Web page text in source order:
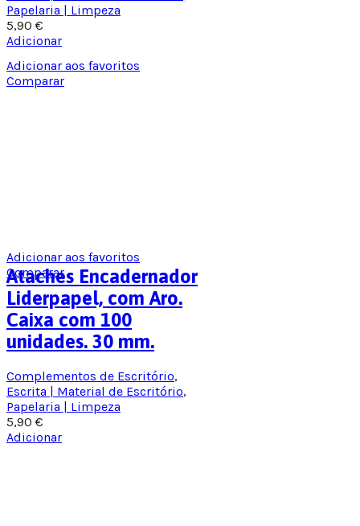
Adicionar aos favoritos
Comparar
Papelaria | Limpeza
5,90 €
Adicionar
Adicionar aos favoritos
Comparar
Ataches Encadernador
Liderpapel, com Aro.
Caixa com 100
unidades. 30 mm.
Complementos de Escritório,
Escrita | Material de Escritório,
Papelaria | Limpeza
5,90 €
Adicionar